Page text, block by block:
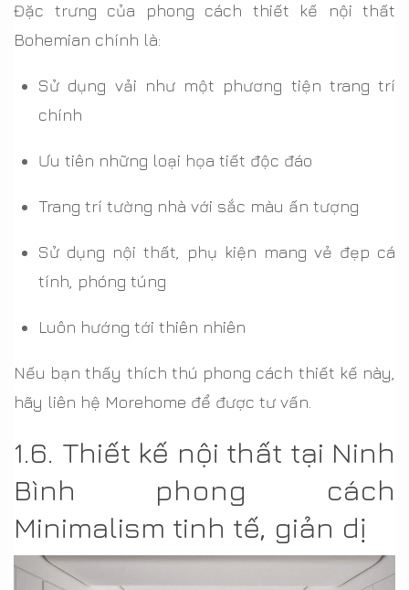
Đặc trưng của phong cách thiết kế nội thất
Bohemian chính là:
Sử dụng vải như một phương tiện trang trí
chính
Ưu tiên những loại họa tiết độc đáo
Trang trí tường nhà với sắc màu ấn tượng
Sử dụng nội thất, phụ kiện mang vẻ đẹp cá
tính, phóng túng
Luôn hướng tới thiên nhiên
Nếu bạn thấy thích thú phong cách thiết kế này,
hãy liên hệ Morehome để được tư vấn.
1.6. Thiết kế nội thất tại Ninh
Bình phong cách
Minimalism tinh tế, giản dị